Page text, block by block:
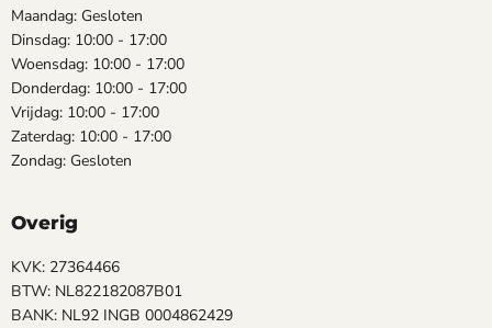
Maandag: Gesloten
Dinsdag: 10:00 - 17:00
Woensdag: 10:00 - 17:00
Donderdag: 10:00 - 17:00
Vrijdag: 10:00 - 17:00
Zaterdag: 10:00 - 17:00
Zondag: Gesloten
Overig
KVK: 27364466
BTW: NL822182087B01
BANK: NL92 INGB 0004862429